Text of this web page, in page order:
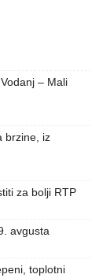
– Mali
brzine, iz
za bolji RTP
avgusta
toplotni